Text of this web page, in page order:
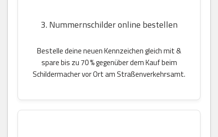
3. Nummernschilder online bestellen
Bestelle deine neuen Kennzeichen gleich mit &
spare bis zu 70 % gegenüber dem Kauf beim
Schildermacher vor Ort am Straßenverkehrsamt.